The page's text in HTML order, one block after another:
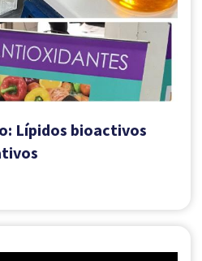
Lípidos bioactivos